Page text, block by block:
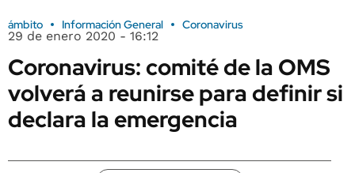
ámbito Información General Coronavirus
29 de enero 2020 - 16:12
Coronavirus: comité de la OMS
volverá a reunirse para definir si
declara la emergencia